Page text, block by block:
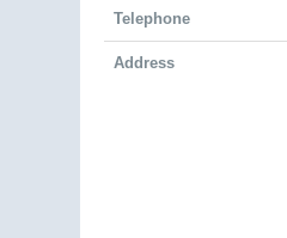
Telephone
Address